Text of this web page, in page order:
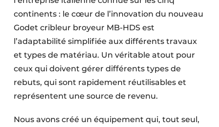
continents : le cœur de l’innovation du nouveau
Godet cribleur broyeur MB-HDS est
l’adaptabilité simplifiée aux différents travaux
et types de matériau. Un véritable atout pour
ceux qui doivent gérer différents types de
rebuts, qui sont rapidement réutilisables et
représentent une source de revenu.
Nous avons créé un équipement qui, tout seul,